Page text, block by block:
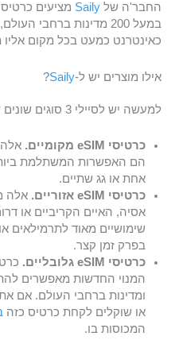
החבר'ה שלSaily מציעים
במעל 200 מדינות ברחבי
כאינטרנט כמעט בכל מקום אליו
אילו מוצרים יש ל-Saily
?
למעשה יש לסיילי 3 סוגים שונים של כרטיסי איסים.
כרטיסי eSIM מקומיים.
הם האפשרות המשתלמת
אחת או גג שתיים.
כרטיסי eSIM אזוריים.
אלה
אסיה, האיים הקריביים או
שימושיים מאוד לתרמילאים
בפרק זמן קצר.
כרטיסי eSIM גלובליים.
ומדינות ברחבי העולם. אם
או שוקלים לקחת כרטיס כזה
המכוסות בו.